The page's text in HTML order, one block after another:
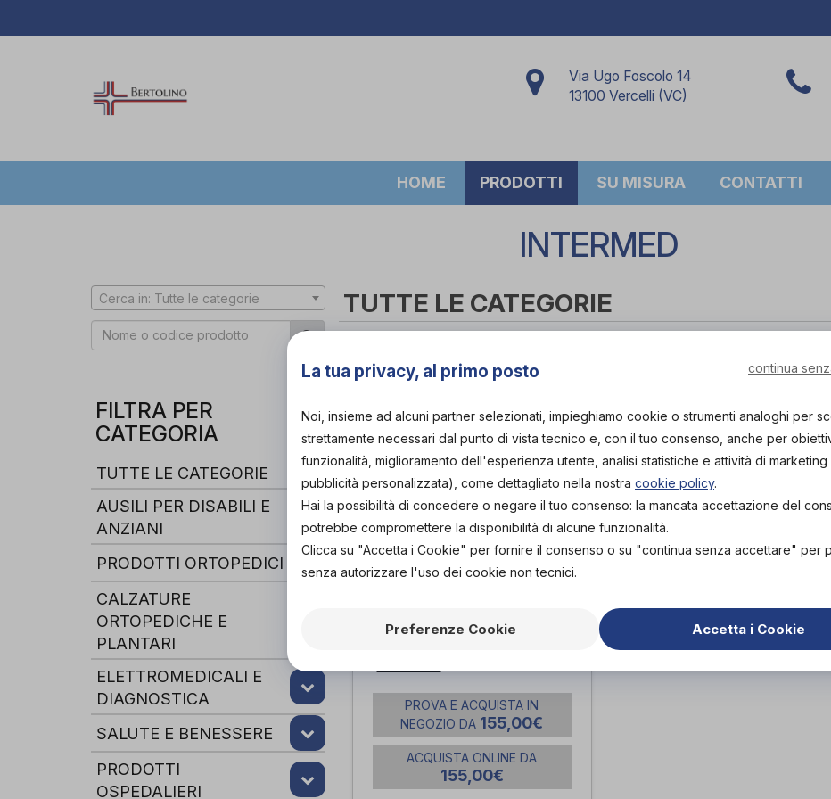
Via Ugo Foscolo 14
13100 Vercelli (VC)
HOME PRODOTTI SU MISURA CONTATTI
INTERMED
Cerca in: Tutte le categorie
FILTRA PER
CATEGORIA
TUTTE LE CATEGORIE
AUSILI PER DISABILI E
ANZIANI
PRODOTTI ORTOPEDICI
CALZATURE
ORTOPEDICHE E
PLANTARI
ELETTROMEDICALI E
DIAGNOSTICA
SALUTE E BENESSERE
PRODOTTI
OSPEDALIERI
TUTTE LE CATEGORIE
PROVA E ACQUISTA IN
NEGOZIO DA 155,00€
ACQUISTA ONLINE DA
155,00€
La tua privacy, al primo posto continua
Noi, insieme ad alcuni partner selezionati, impieghiamo cookie o strumenti analoghi per
strettamente necessari dal punto di vista tecnico e, con il tuo consenso, anche per
funzionalità, miglioramento dell'esperienza utente, analisi statistiche e attività di marketing
pubblicità personalizzata), come dettagliato nella nostra cookie policy.
Hai la possibilità di concedere o negare il tuo consenso: la mancata accettazione del
potrebbe compromettere la disponibilità di alcune funzionalità.
Clicca su "Accetta i Cookie" per fornire il consenso o su "continua senza accettare" per
senza autorizzare l'uso dei cookie non tecnici.
Preferenze Cookie Accetta i Cookie